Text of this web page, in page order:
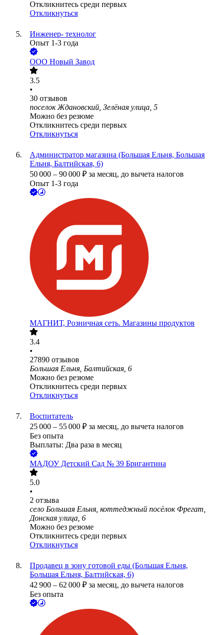
Откликнитесь среди первых
Откликнуться
Инженер- технолог
Опыт 1-3 года
ООО Новый Завод
3.5
•
30 отзывов
поселок Ждановский, Зелёная улица, 5
Можно без резюме
Откликнитесь среди первых
Откликнуться
Администратор магазина (Большая Ельня, Большая
Ельня, Балтийская, 6)
50 000 – 90 000 ₽ за месяц, до вычета налогов
Опыт 1-3 года
МАГНИТ, Розничная сеть. Магазины продуктов
3.4
•
27890 отзывов
Большая Ельня, Балтийская, 6
Можно без резюме
Откликнитесь среди первых
Откликнуться
Воспитатель
25 000 – 55 000 ₽ за месяц, до вычета налогов
Без опыта
Выплаты: Два раза в месяц
МАДОУ Детский Сад № 39 Бригантина
5.0
•
2 отзыва
село Большая Ельня, коттеджный посёлок Фрегат,
Донская улица, 6
Можно без резюме
Откликнитесь среди первых
Откликнуться
Продавец в зону готовой еды (Большая Ельня,
Большая Ельня, Балтийская, 6)
42 900 – 62 000 ₽ за месяц, до вычета налогов
Без опыта